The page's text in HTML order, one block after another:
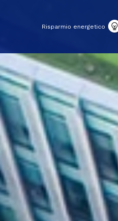
Risparmio energetico